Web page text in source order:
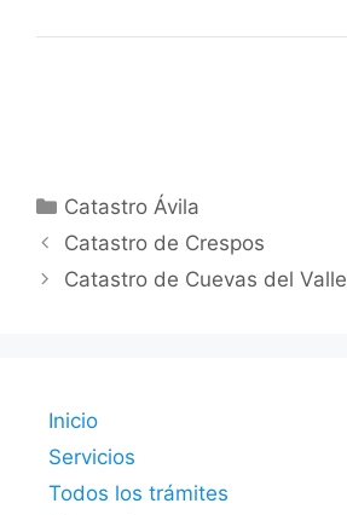
Categorías
Catastro Ávila
Catastro de Crespos
Catastro de Cuevas del Valle
Inicio
Servicios
Todos los trámites